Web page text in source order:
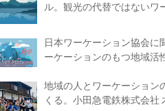
ル。観光の代替ではないワ
日本ワーケーション協会に
ーケーションのもつ地域活
地域の人とワーケーション
くる。小田急電鉄株式会社